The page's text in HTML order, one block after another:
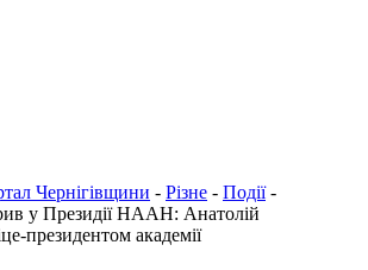
Чернігівщини - Різне - Події-
у Президії НААН: Анатолій
президентом академії